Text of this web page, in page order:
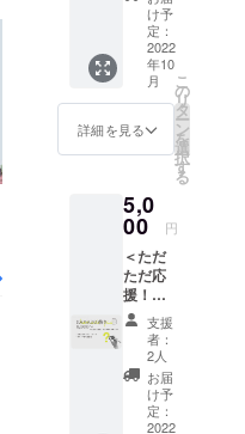
望され
るお名
前をご
記入く
ださ
い。 掲
載を希
「な
し」と
お願い
致しま
す。
をメー
ルに
て、お
送り致
します
・サイ
トへ氏
ます。
①掲載
（特に
定めが
ない場
合は本
HPが存
在する
限り掲
載） ②
掲載方
OUR
ART
PROJE
CTのロ
ゴス
テッ
カーを
お送り
イズ：
直径約6
セン
チ・素
材：塩
ビシー
ル） ・
KAMA
DO オリ
ジナル
手ぬぐ
いをお
け予
定：
2022
年10
月
詳細を見る
こ
の
リ
タ
ー
ン
を
選
択
す
る
5,0
00 円
＜ただ
ただ応
援！＞
5,000
円〜
（上乗
せのご
支援が
可能で
す） ・
支援
者：
2人
お届
け予
定：
2022